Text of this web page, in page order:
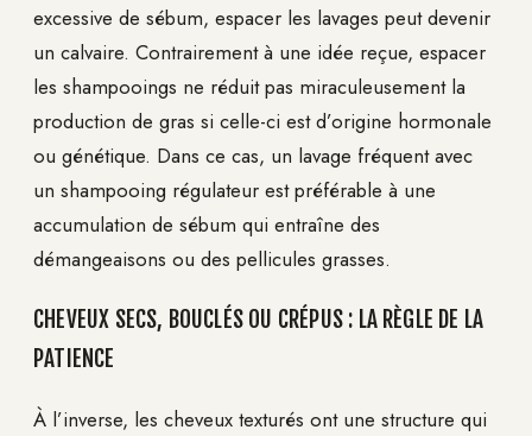
excessive de sébum, espacer les lavages peut devenir
un calvaire. Contrairement à une idée reçue, espacer
les shampooings ne réduit pas miraculeusement la
production de gras si celle-ci est d’origine hormonale
ou génétique. Dans ce cas, un lavage fréquent avec
un shampooing régulateur est préférable à une
accumulation de sébum qui entraîne des
démangeaisons ou des pellicules grasses.
CHEVEUX SECS, BOUCLÉS OU CRÉPUS : LA RÈGLE DE LA
PATIENCE
À l’inverse, les cheveux texturés ont une structure qui